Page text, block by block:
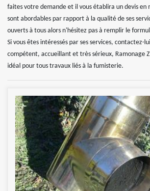
faites votre demande et il vous établira un devis en
sont abordables par rapport à la qualité de ses
ouverts à tous alors n'hésitez pas à remplir le
Si vous êtes intéressés par ses services, contactez-
compétent, accueillant et très sérieux, Ramonage
idéal pour tous travaux liés à la fumisterie.